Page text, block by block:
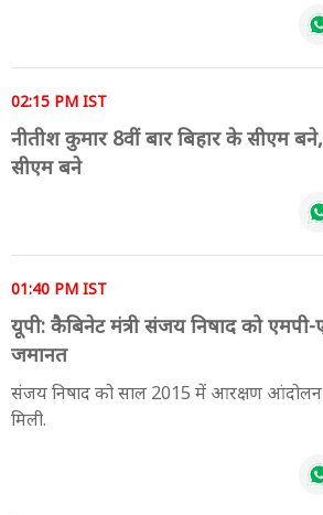
02:15 PM IST
नीतीश कुमार 8वीं बार बिहार के सीएम
सीएम बने
01:40 PM IST
यूपी: कैबिनेट मंत्री संजय निषाद को एमपी-
जमानत
संजय निषाद को साल 2015 में आरक्षण
मिली.